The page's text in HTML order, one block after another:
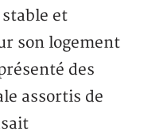
et
son logement
des
assortis de